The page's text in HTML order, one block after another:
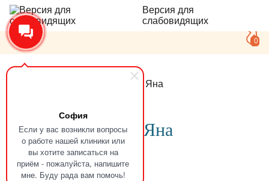
София
Если у вас возникли вопросы
о работе нашей клиники или
вы хотите записаться на
приём - пожалуйста, напишите
мне. Буду рада вам помочь!
Версия для
слабовидящих
0
Маркова Яна
ОтзывМаркова Яна
16.09.2021